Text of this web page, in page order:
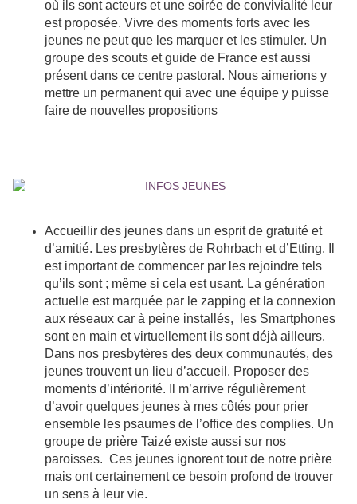
où ils sont acteurs et une soirée de convivialité leur
est proposée. Vivre des moments forts avec les
jeunes ne peut que les marquer et les stimuler. Un
groupe des scouts et guide de France est aussi
présent dans ce centre pastoral. Nous aimerions y
mettre un permanent qui avec une équipe y puisse
faire de nouvelles propositions
Accueillir des jeunes dans un esprit de gratuité et
d’amitié. Les presbytères de Rohrbach et d’Etting. Il
est important de commencer par les rejoindre tels
qu’ils sont ; même si cela est usant. La génération
actuelle est marquée par le zapping et la connexion
aux réseaux car à peine installés, les Smartphones
sont en main et virtuellement ils sont déjà ailleurs.
Dans nos presbytères des deux communautés, des
jeunes trouvent un lieu d’accueil. Proposer des
moments d’intériorité. Il m’arrive régulièrement
d’avoir quelques jeunes à mes côtés pour prier
ensemble les psaumes de l’office des complies. Un
groupe de prière Taizé existe aussi sur nos
paroisses. Ces jeunes ignorent tout de notre prière
mais ont certainement ce besoin profond de trouver
un sens à leur vie.